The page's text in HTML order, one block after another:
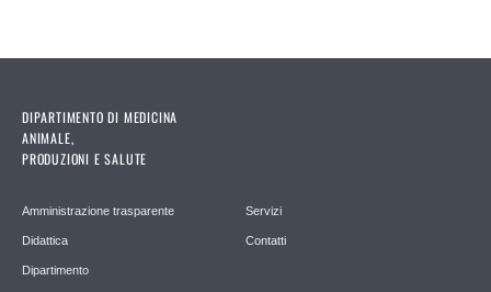
DIPARTIMENTO DI MEDICINA
ANIMALE,
PRODUZIONI E SALUTE
Amministrazione trasparente
Didattica
Dipartimento
Servizi
Contatti